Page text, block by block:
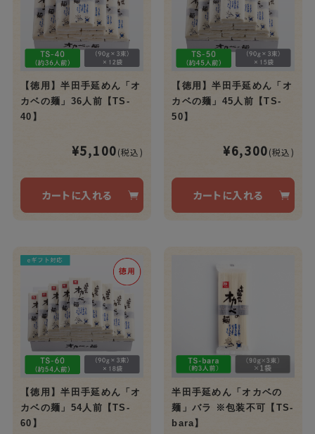
【徳用】半田手延めん「オ
カベの麺」36人前【TS-
40】
¥5,100(税込)
カートに入れる
【徳用】半田手延めん「オ
カベの麺」45人前【TS-
50】
¥6,300(税込)
カートに入れる
【徳用】半田手延めん「オ
カベの麺」54人前【TS-
60】
半田手延めん「オカベの
麺」バラ ※包装不可【TS-
bara】